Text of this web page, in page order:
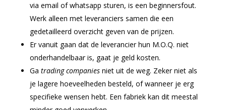
via email of whatsapp sturen, is een beginnersfout.
Werk alleen met leveranciers samen die een
gedetailleerd overzicht geven van de prijzen.
Er vanuit gaan dat de leverancier hun M.O.Q. niet
onderhandelbaar is, gaat je geld kosten.
Ga trading companiesniet uit de weg. Zeker niet als
je lagere hoeveelheden besteld, of wanneer je erg
specifieke wensen hebt. Een fabriek kan dit meestal